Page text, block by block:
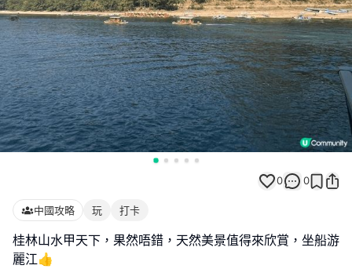
0 0
中國攻略 玩 打卡
桂林山水甲天下，果然唔錯，天然美景值得來欣賞，坐船游